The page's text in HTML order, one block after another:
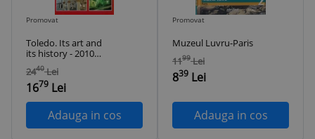
Promovat
Toledo. Its art and
its history - 2010
(AP244)
2440 Lei
1679 Lei
Adauga in cos
Promovat
Muzeul Luvru-Paris
1199 Lei
839 Lei
Adauga in cos